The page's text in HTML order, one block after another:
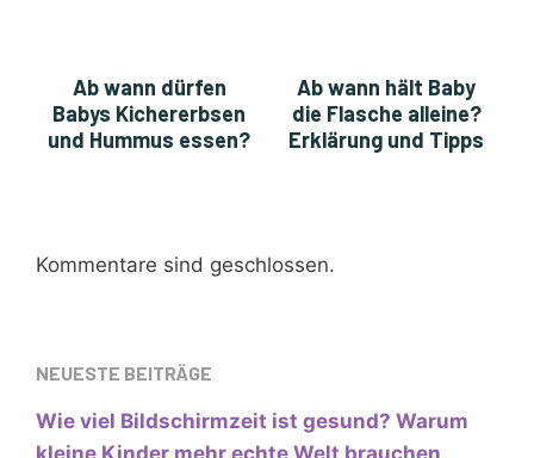
Ab wann dürfen
Babys Kichererbsen
und Hummus essen?
Ab wann hält Baby
die Flasche alleine?
Erklärung und Tipps
Kommentare sind geschlossen.
NEUESTE BEITRÄGE
Wie viel Bildschirmzeit ist gesund? Warum